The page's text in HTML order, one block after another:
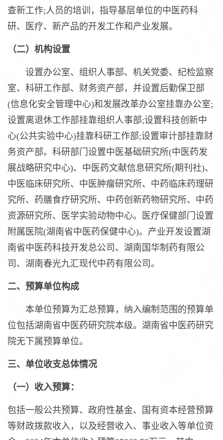
查新工作;人员的培训，指导基层单位的中医药科
研、医疗、新产品的开发工作和产业发展。
（二）机构设置
设置办公室、组织人事部、机关党委、纪检监察
室、科研工作部、财务资产部，并设置后勤保卫部
(信息化安全管理中心)和发展改革办公室挂靠办公室;
设置离退休工作部挂靠组织人事部;设置科技创新中
心(公共实验中心)挂靠科研工作部;设置审计部挂靠财
务资产部。科研部门设置中医基础研究所(中医药发
展战略研究中心)、中医药文献信息研究所(期刊社)、
中医临床研究所、中医肿瘤研究所、中药临床药理研
究所、药膳食疗研究所、中药创新药物研究所、中药
资源研究所、医学实验动物中心。医疗保健部门设置
附属医院(湖南省中医药保健中心)。产业开发设置湖
南省中医药科技开发总公司、湖南国华制药有限公
司、湖南春光九汇现代中药有限公司。
二、预算单位构成
本单位预算为汇总预算，纳入编制范围的预算单
位包括湖南省中医药研究院本级。湖南省中医药研究
院无下属预算单位。
三、单位收支总体情况
（一）收入预算：
包括一般公共预算、政府性基金、国有资本经营预算
等财政拨款收入，以及经营收入、事业收入等单位资